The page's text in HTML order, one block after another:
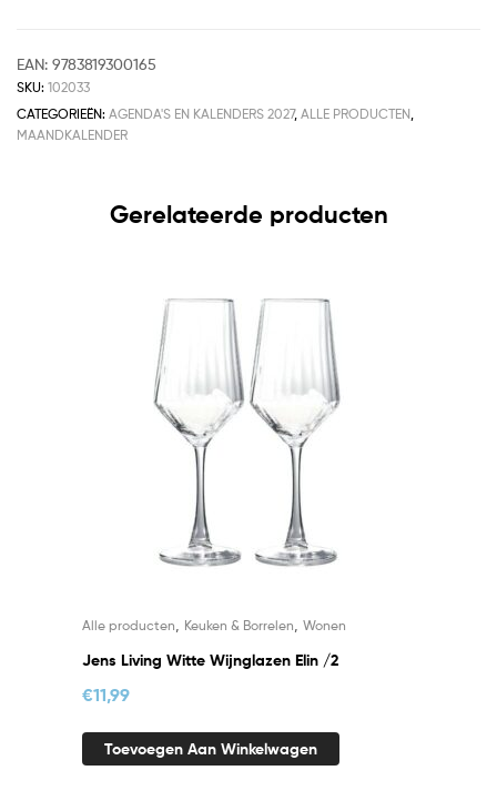
EAN: 9783819300165
SKU: 102033
CATEGORIEËN: AGENDA'S EN KALENDERS 2027, ALLE PRODUCTEN
MAANDKALENDER
Gerelateerde producten
Alle producten Keuken & Borrelen Wonen
Jens Living Witte Wijnglazen Elin /2
€11,99
Toevoegen Aan Winkelwagen